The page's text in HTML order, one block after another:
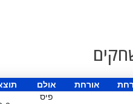
אורחת אולם
פיס